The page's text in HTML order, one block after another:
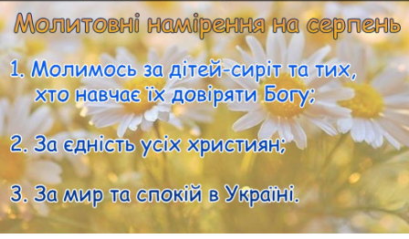
Наш покровитель
Контакти
Проекти
Футбольна команда
Кулінарний гурток
Іконописна школа
“Капеланчики”
Альтернатива